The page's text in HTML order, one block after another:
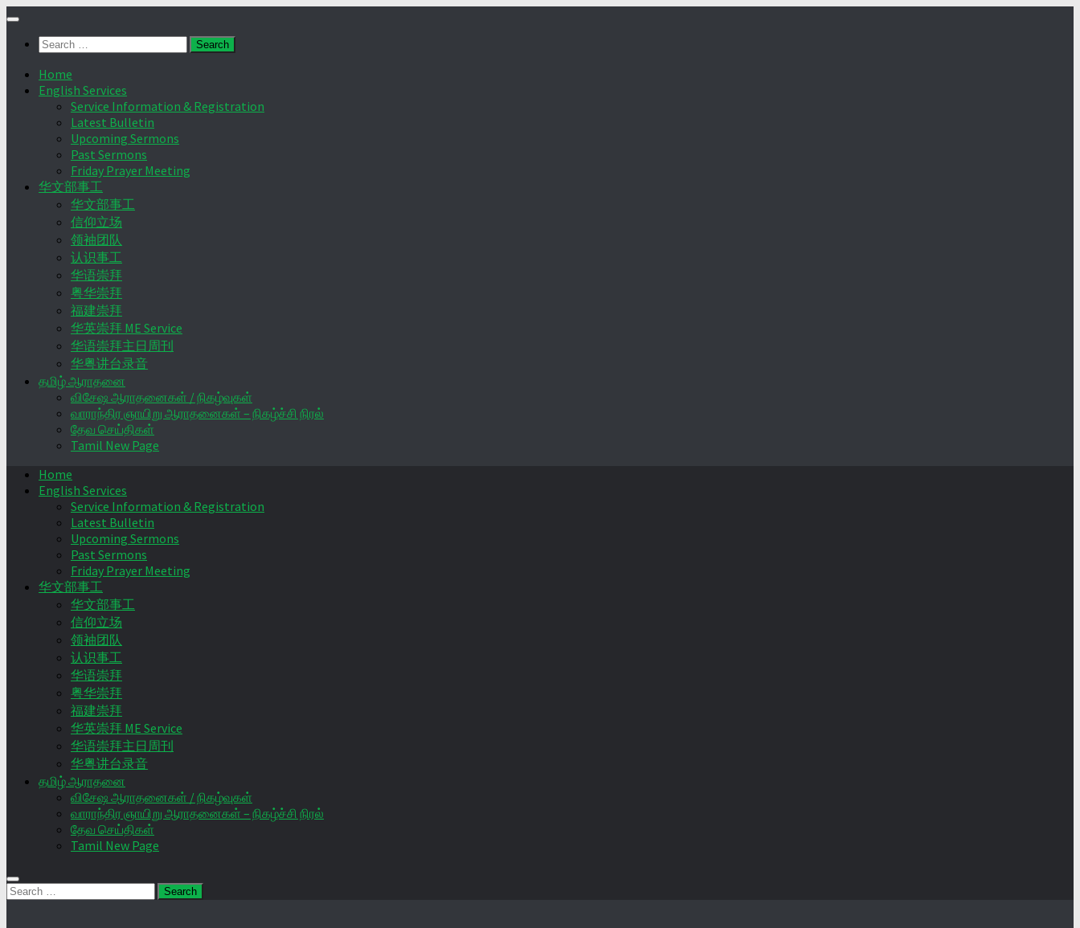
Skip
contentSearch
Home
English Services
Service Information & Registration
Latest Bulletin
Upcoming Sermons
Past Sermons
Friday Prayer Meeting
华文部事工
华文部事工
信仰立场
领袖团队
认识事工
华语崇拜
粤华崇拜
福建崇拜
华英崇拜 ME Service
华语崇拜主日周刊
华粤讲台录音
தமிழ் ஆராதனை
விசேஷ ஆராதனைகள் / நிகழ்வுகள்
வாராந்திர ஞாயிறு ஆராதனைகள் – நிகழ்ச்சி நிரல்
தேவ செய்திகள்
Tamil New Page
Home
English Services
Service Information & Registration
Latest Bulletin
Upcoming Sermons
Past Sermons
Friday Prayer Meeting
华文部事工
华文部事工
信仰立场
领袖团队
认识事工
华语崇拜
粤华崇拜
福建崇拜
华英崇拜 ME Service
华语崇拜主日周刊
华粤讲台录音
தமிழ் ஆராதனை
விசேஷ ஆராதனைகள் / நிகழ்வுகள்
வாராந்திர ஞாயிறு ஆராதனைகள் – நிகழ்ச்சி நிரல்
தேவ செய்திகள்
Tamil New Page
Search